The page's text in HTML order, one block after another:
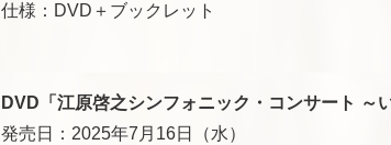
仕様：DVD＋ブックレット
DVD「江原啓之シンフォニック・コンサート ～
発売日：2025年7月16日（水）